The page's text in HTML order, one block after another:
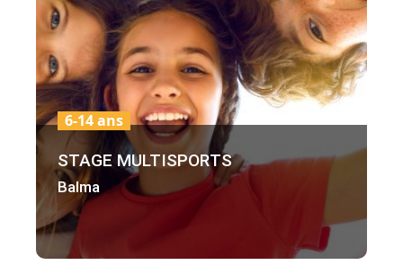
STAGE MULTISPORTS
Balma
6-14 ans